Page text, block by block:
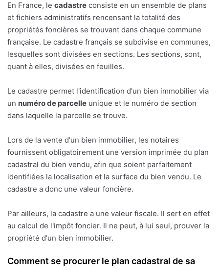
En France, le cadastre consiste en un ensemble de plans
et fichiers administratifs rencensant la totalité des
propriétés foncières se trouvant dans chaque commune
française. Le cadastre français se subdivise en communes,
lesquelles sont divisées en sections. Les sections, sont,
quant à elles, divisées en feuilles.
Le cadastre permet l'identification d'un bien immobilier via
un numéro de parcelle unique et le numéro de section
dans laquelle la parcelle se trouve.
Lors de la vente d'un bien immobilier, les notaires
fournissent obligatoirement une version imprimée du plan
cadastral du bien vendu, afin que soient parfaitement
identifiées la localisation et la surface du bien vendu. Le
cadastre a donc une valeur foncière.
Par ailleurs, la cadastre a une valeur fiscale. Il sert en effet
au calcul de l'impôt foncier. Il ne peut, à lui seul, prouver la
propriété d'un bien immobilier.
Comment se procurer le plan cadastral de sa